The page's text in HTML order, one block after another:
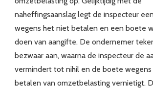
naheffingsaanslag legt de inspecteur
wegens het niet betalen en een boete
doen van aangifte. De ondernemer
bezwaar aan, waarna de inspecteur de
vermindert tot nihil en de boete
betalen van omzetbelasting vernietigt.